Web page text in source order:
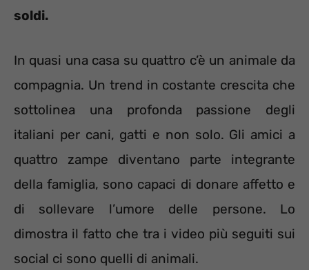
soldi.
In quasi una casa su quattro c’è un animale da
compagnia. Un trend in costante crescita che
sottolinea una profonda passione degli
italiani per cani, gatti e non solo. Gli amici a
quattro zampe diventano parte integrante
della famiglia, sono capaci di donare affetto e
di sollevare l’umore delle persone. Lo
dimostra il fatto che tra i video più seguiti sui
social ci sono quelli di animali.